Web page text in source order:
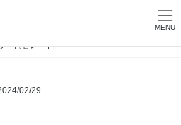
両替レート
02/29
MENU